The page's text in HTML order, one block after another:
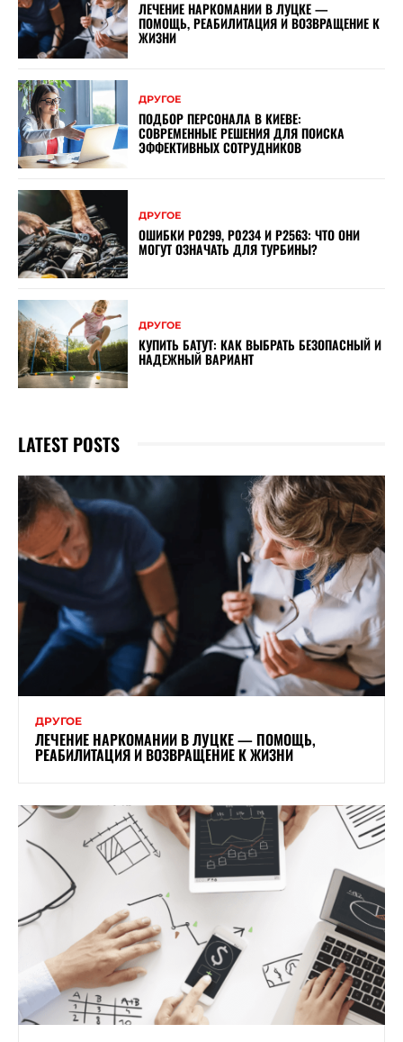
ЛЕЧЕНИЕ НАРКОМАНИИ В ЛУЦКЕ —
ПОМОЩЬ, РЕАБИЛИТАЦИЯ И ВОЗВРАЩЕНИЕ К
ЖИЗНИ
ДРУГОЕ
ПОДБОР ПЕРСОНАЛА В КИЕВЕ:
СОВРЕМЕННЫЕ РЕШЕНИЯ ДЛЯ ПОИСКА
ЭФФЕКТИВНЫХ СОТРУДНИКОВ
ДРУГОЕ
ОШИБКИ P0299, P0234 И P2563: ЧТО ОНИ
МОГУТ ОЗНАЧАТЬ ДЛЯ ТУРБИНЫ?
ДРУГОЕ
КУПИТЬ БАТУТ: КАК ВЫБРАТЬ БЕЗОПАСНЫЙ И
НАДЕЖНЫЙ ВАРИАНТ
LATEST POSTS
ДРУГОЕ
ЛЕЧЕНИЕ НАРКОМАНИИ В ЛУЦКЕ — ПОМОЩЬ,
РЕАБИЛИТАЦИЯ И ВОЗВРАЩЕНИЕ К ЖИЗНИ